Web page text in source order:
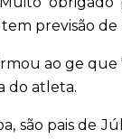
previsão de
ao ge
do atleta.
são pais de